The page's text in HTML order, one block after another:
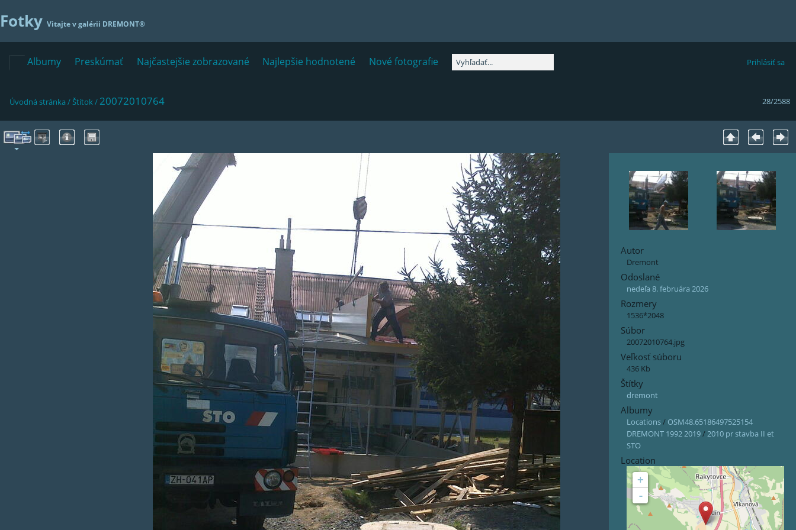
Fotky Vitajte v galérii DREMONT®
Albumy Preskúmať Najčastejšie zobrazované Najlepšie hodnotené Nové fotografie Prihlásiť sa
28/2588
Úvodná stránka /Štítok/ 20072010764
Autor
Dremont
Odoslané
nedeľa 8. februára 2026
Rozmery
1536*2048
Súbor
20072010764.jpg
Veľkosť súboru
436 Kb
Štítky
dremont
Albumy
Locations/ OSM48.65186497525154
DREMONT 1992 2019/2010 pr stavba II et
STO
Location
+
-